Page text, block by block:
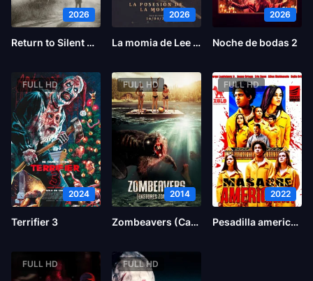
2026
Return to Silent Hill
2026
La momia de Lee Cronin
2026
Noche de bodas 2
FULL HD
2024
Terrifier 3
FULL HD
2014
Zombeavers (Castores zombies)
FULL HD
2022
Pesadilla americana
FULL HD FULL HD